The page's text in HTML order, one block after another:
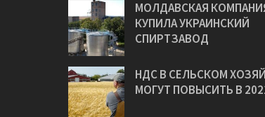
МОЛДАВСКАЯ
КУПИЛА УКРАИНСКИЙ
СПИРТЗАВОД
НДС В СЕЛЬСКОМ
МОГУТ ПОВЫСИТЬ В